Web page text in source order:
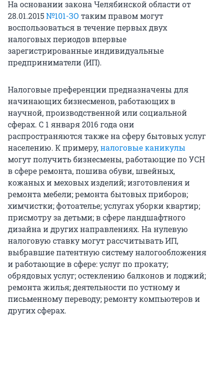
На основании закона Челябинской области от
28.01.2015№101-ЗО таким правом могут
воспользоваться в течение первых двух
налоговых периодов впервые
зарегистрированные индивидуальные
предприниматели (ИП).
Налоговые преференции предназначены для
начинающих бизнесменов, работающих в
научной, производственной или социальной
сферах. С 1 января 2016 года они
распространяются также на сферу бытовых услуг
населению. К примеру,налоговые каникулы
могут получить бизнесмены, работающие по УСН
в сфере ремонта, пошива обуви, швейных,
кожаных и меховых изделий; изготовления и
ремонта мебели; ремонта бытовых приборов;
химчистки; фотоателье; услугах уборки квартир;
присмотру за детьми; в сфере ландшафтного
дизайна и других направлениях. На нулевую
налоговую ставку могут рассчитывать ИП,
выбравшие патентную систему налогообложения
и работающие в сфере: услуг по прокату;
обрядовых услуг; остеклению балконов и лоджий;
ремонта жилья; деятельности по устному и
письменному переводу; ремонту компьютеров и
других сферах.